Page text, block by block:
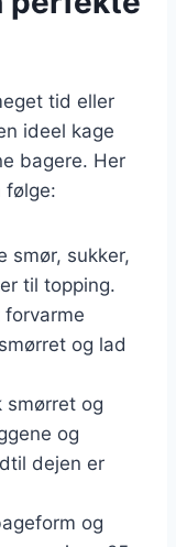
tid eller
ideel kage
bagere. Her
følge:
smør, sukker,
til topping.
og lad
smørret og
og
dejen er
og